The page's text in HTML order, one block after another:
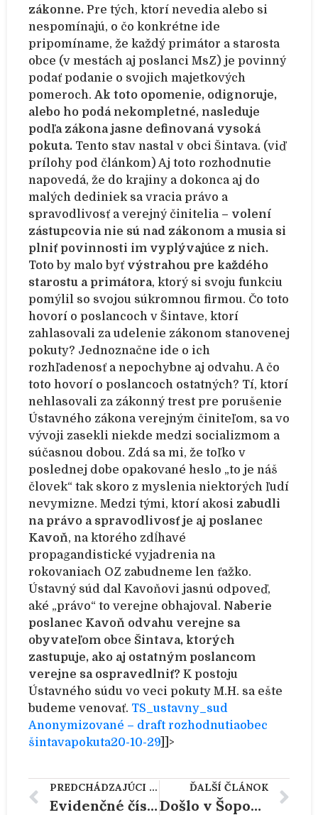
zákonne. Pre tých, ktorí nevedia alebo si
nespomínajú, o čo konkrétne ide
pripomíname, že každý primátor a starosta
obce (v mestách aj poslanci MsZ) je povinný
podať podanie o svojich majetkových
pomeroch. Ak toto opomenie, odignoruje,
alebo ho podá nekompletné, nasleduje
podľa zákona jasne definovaná vysoká
pokuta. Tento stav nastal v obci Šintava. (viď
prílohy pod článkom) Aj toto rozhodnutie
napovedá, že do krajiny a dokonca aj do
malých dediniek sa vracia právo a
spravodlivosť a verejný činitelia – volení
zástupcovia nie sú nad zákonom a musia si
plniť povinnosti im vyplývajúce z nich.
Toto by malo byť výstrahou pre každého
starostu a primátora, ktorý si svoju funkciu
pomýlil so svojou súkromnou firmou. Čo toto
hovorí o poslancoch v Šintave, ktorí
zahlasovali za udelenie zákonom stanovenej
pokuty? Jednoznačne ide o ich
rozhľadenosť a nepochybne aj odvahu. A čo
toto hovorí o poslancoch ostatných? Tí, ktorí
nehlasovali za zákonný trest pre porušenie
Ústavného zákona verejným činiteľom, sa vo
vývoji zasekli niekde medzi socializmom a
súčasnou dobou. Zdá sa mi, že toľko v
poslednej dobe opakované heslo „to je náš
človek“ tak skoro z myslenia niektorých ľudí
nevymizne. Medzi tými, ktorí akosi zabudli
na právo a spravodlivosť je aj poslanec
Kavoň, na ktorého zdĺhavé
propagandistické vyjadrenia na
rokovaniach OZ zabudneme len ťažko.
Ústavný súd dal Kavoňovi jasnú odpoveď,
aké „právo“ to verejne obhajoval. Naberie
poslanec Kavoň odvahu verejne sa
obyvateľom obce Šintava, ktorých
zastupuje, ako aj ostatným poslancom
verejne sa ospravedlniť? K postoju
Ústavného súdu vo veci pokuty M.H. sa ešte
budeme venovať. TS_ustavny_sud
Anonymizované – draft rozhodnutiaobec
šintavapokuta20-10-29 ]]>
PREDCHÁDZAJÚCI ČLÁNOK
Evidenčné číslo z auta podpáleného na objednávku mám na stene v štúdiu. Aby naša rodina ani na chvíľu nezabudla…
ĎALŠÍ ČLÁNOK
Došlo v Šoporni popri dnešnom testovaní na COVID-19 k porušeniu zákona ?